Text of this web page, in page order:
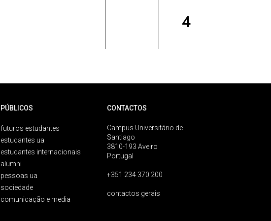
4
PÚBLICOS
futuros estudantes
estudantes ua
estudantes internacionais
alumni
pessoas ua
sociedade
comunicação e media
CONTACTOS
Campus Universitário de
Santiago
3810-193 Aveiro
Portugal
+351 234 370 200
contactos gerais